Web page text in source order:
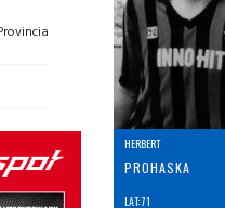
HERBERT
PROHASKA
LAT: 71